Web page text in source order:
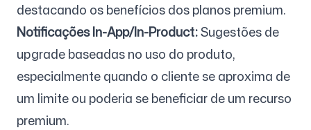
destacando os benefícios dos planos premium.
Notificações In-App/In-Product:Sugestões de
upgrade baseadas no uso do produto,
especialmente quando o cliente se aproxima de
um limite ou poderia se beneficiar de um recurso
premium.